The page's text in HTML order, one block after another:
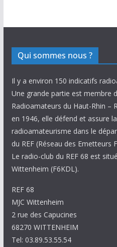
Qui sommes nous ?
Il y a environ 150 indicatifs
Une grande partie est membre
Radioamateurs du Haut-Rhin –
en 1946, elle défend et assure
radioamateurisme dans le
du REF (Réseau des Emetteurs
Le radio-club du REF 68 est
Wittenheim (F6KDL).
REF 68
MJC Wittenheim
2 rue des Capucines
68270 WITTENHEIM
Tel: 03.89.53.55.54